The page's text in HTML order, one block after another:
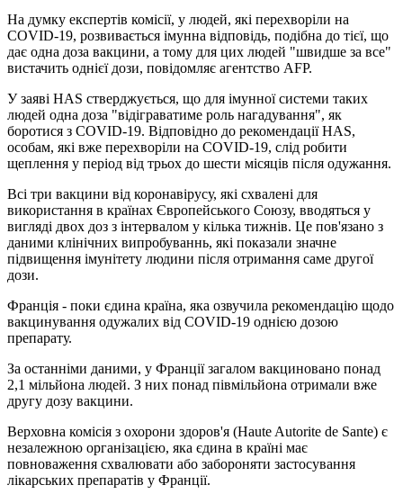
На думку експертів комісії, у людей, які перехворіли на
COVID-19, розвивається імунна відповідь, подібна до тієї, що
дає одна доза вакцини, а тому для цих людей "швидше за все"
вистачить однієї дози, повідомляє агентство AFP.
У заяві HAS стверджується, що для імунної системи таких
людей одна доза "відіграватиме роль нагадування", як
боротися з COVID-19. Відповідно до рекомендації HAS,
особам, які вже перехворіли на COVID-19, слід робити
щеплення у період від трьох до шести місяців після одужання.
Всі три вакцини від коронавірусу, які схвалені для
використання в країнах Європейського Союзу, вводяться у
вигляді двох доз з інтервалом у кілька тижнів. Це пов'язано з
даними клінічних випробуваннь, які показали значне
підвищення імунітету людини після отримання саме другої
дози.
Франція - поки єдина країна, яка озвучила рекомендацію щодо
вакцинування одужалих від COVID-19 однією дозою
препарату.
За останніми даними, у Франції загалом вакциновано понад
2,1 мільйона людей. З них понад півмільйона отримали вже
другу дозу вакцини.
Верховна комісія з охорони здоров'я (Haute Autorite de Sante) є
незалежною організацією, яка єдина в країні має
повноваження схвалювати або забороняти застосування
лікарських препаратів у Франції.